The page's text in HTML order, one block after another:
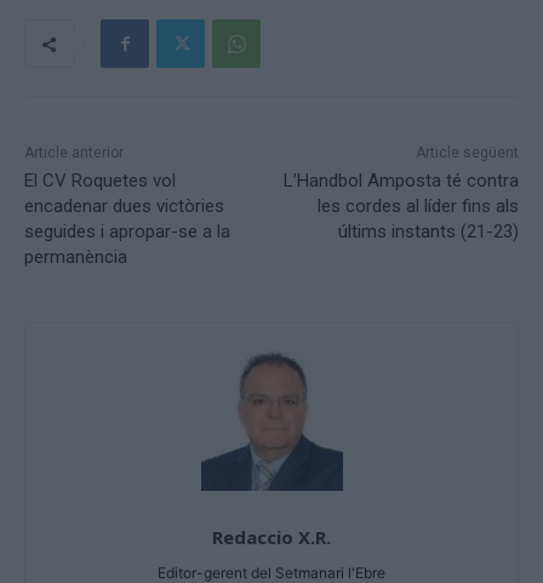
Article anterior
El CV Roquetes vol
encadenar dues victòries
seguides i apropar-se a la
permanència
Article següent
L’Handbol Amposta té contra
les cordes al líder fins als
últims instants (21-23)
Redaccio X.R.
Editor-gerent del Setmanari l'Ebre